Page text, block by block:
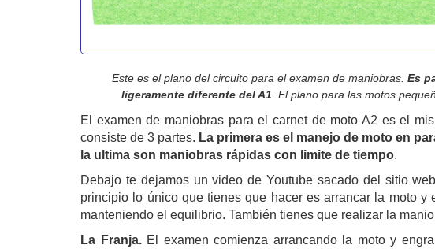
Este es el plano del circuito para el examen de maniobras. Es
ligeramente diferente del A1 . El plano para las motos
El examen de maniobras para el carnet de moto A2 es el
consiste de 3 partes. La primera es el manejo de moto en
la ultima son maniobras rápidas con limite de tiempo.
Debajo te dejamos un video de Youtube sacado del sitio
principio lo único que tienes que hacer es arrancar la moto
manteniendo el equilibrio. También tienes que realizar la
La Franja.El examen comienza arrancando la moto y